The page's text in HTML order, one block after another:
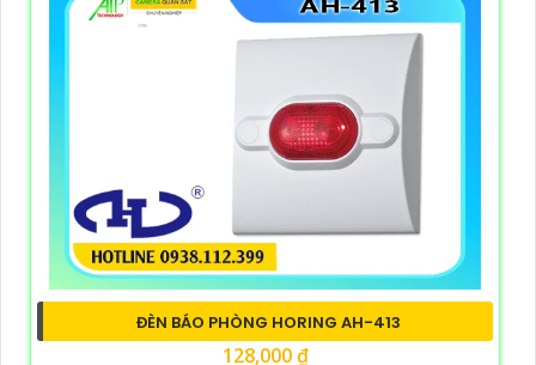
ĐÈN BÁO PHÒNG HORING AH-413
128,000 ₫